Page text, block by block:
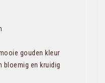
gouden kleur
bloemig en kruidig